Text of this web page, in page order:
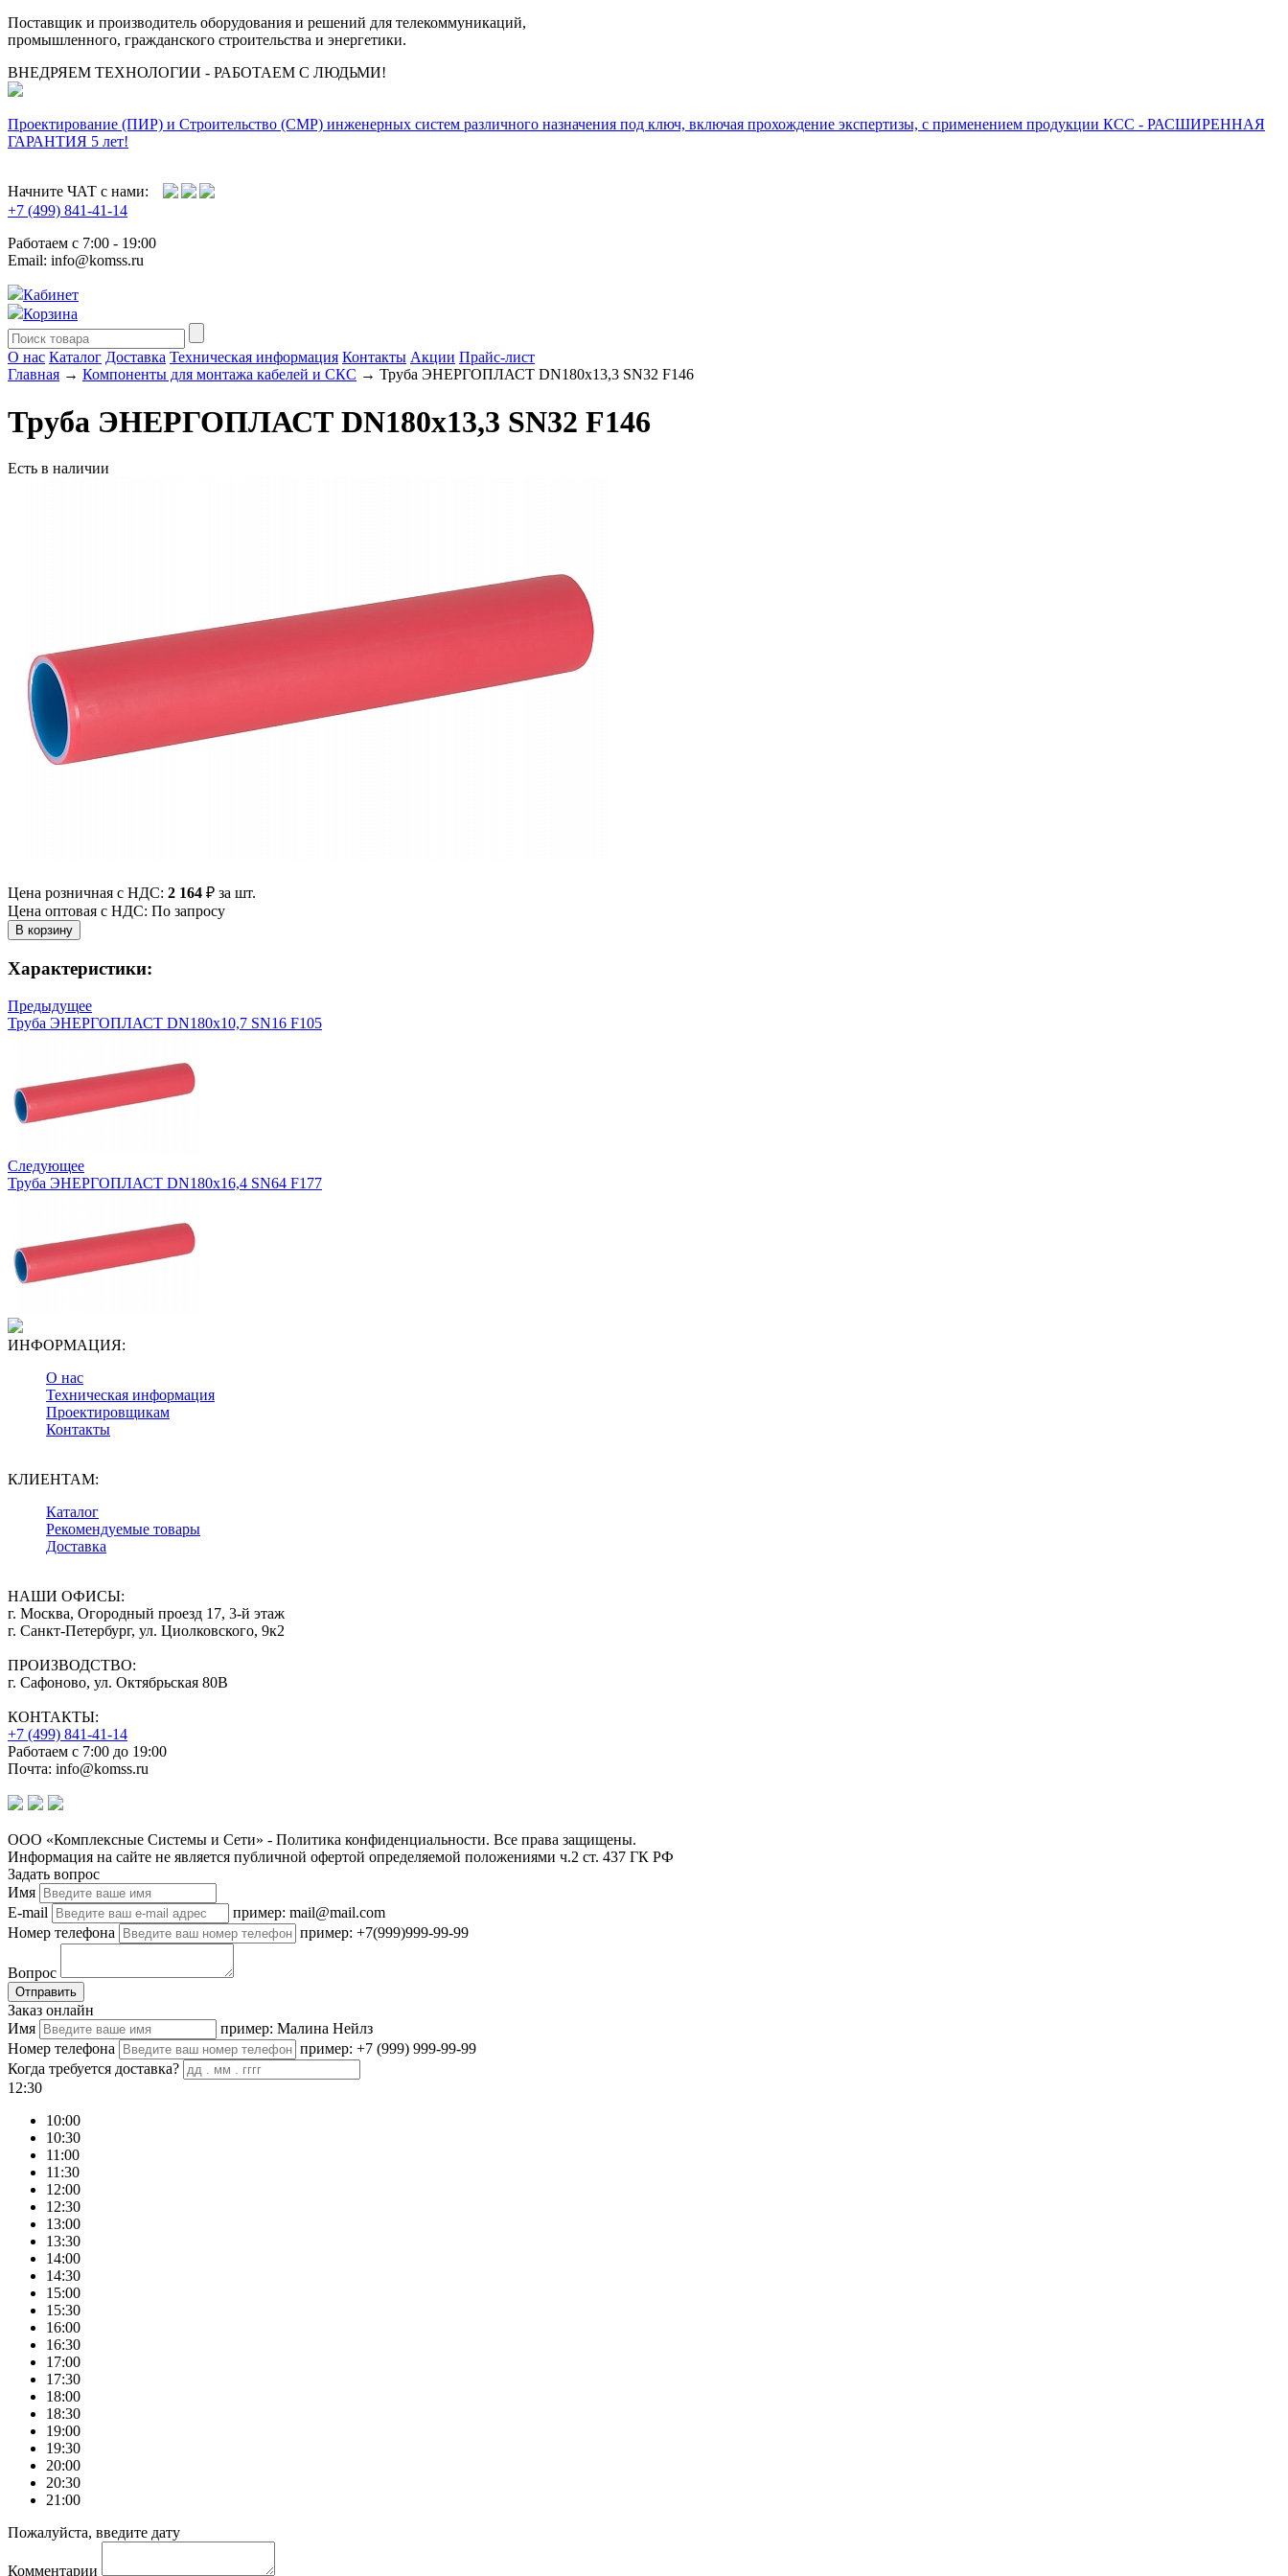
Поставщик и производитель оборудования и решений для телекоммуникаций,
промышленного, гражданского строительства и энергетики.
ВНЕДРЯЕМ ТЕХНОЛОГИИ - РАБОТАЕМ С ЛЮДЬМИ!
Проектирование (ПИР) и Cтроительство (СМР) инженерных систем различного назначения под ключ, включая прохождение экспертизы, с применением продукции КСС - РАСШИРЕННАЯ
ГАРАНТИЯ 5 лет!
Начните ЧАТ с нами:
+7 (499) 841-41-14
Работаем с 7:00 - 19:00
Email: info@komss.ru
Кабинет
Корзина
О нас Каталог Доставка Техническая информация Контакты Акции Прайс-лист
Главная → Компоненты для монтажа кабелей и СКС → Труба ЭНЕРГОПЛАСТ DN180х13,3 SN32 F146
Труба ЭНЕРГОПЛАСТ DN180х13,3 SN32 F146
Есть в наличии
Цена розничная с НДС: 2 164 ₽ за шт.
Цена оптовая с НДС: По запросу
Характеристики:
Предыдущее
Труба ЭНЕРГОПЛАСТ DN180х10,7 SN16 F105
Следующее
Труба ЭНЕРГОПЛАСТ DN180х16,4 SN64 F177
ИНФОРМАЦИЯ:
О нас
Техническая информация
Проектировщикам
Контакты
КЛИЕНТАМ:
Каталог
Рекомендуемые товары
Доставка
НАШИ ОФИСЫ:
г. Москва, Огородный проезд 17, 3-й этаж
г. Санкт-Петербург, ул. Циолковского, 9к2
ПРОИЗВОДСТВО:
г. Сафоново, ул. Октябрьская 80В
КОНТАКТЫ:
+7 (499) 841-41-14
Работаем с 7:00 до 19:00
Почта: info@komss.ru
ООО «Комплексные Системы и Сети» - Политика конфиденциальности. Все права защищены.
Информация на сайте не является публичной офертой определяемой положениями ч.2 ст. 437 ГК РФ
Задать вопрос
Имя
E-mail
пример: mail@mail.com
Номер телефона
пример: +7(999)999-99-99
Вопрос
Отправить
Заказ онлайн
Имя
пример: Малина Нейлз
Номер телефона
пример: +7 (999) 999-99-99
Когда требуется доставка?
12:30
10:00
10:30
11:00
11:30
12:00
12:30
13:00
13:30
14:00
14:30
15:00
15:30
16:00
16:30
17:00
17:30
18:00
18:30
19:00
19:30
20:00
20:30
21:00
Пожалуйста, введите дату
Комментарии